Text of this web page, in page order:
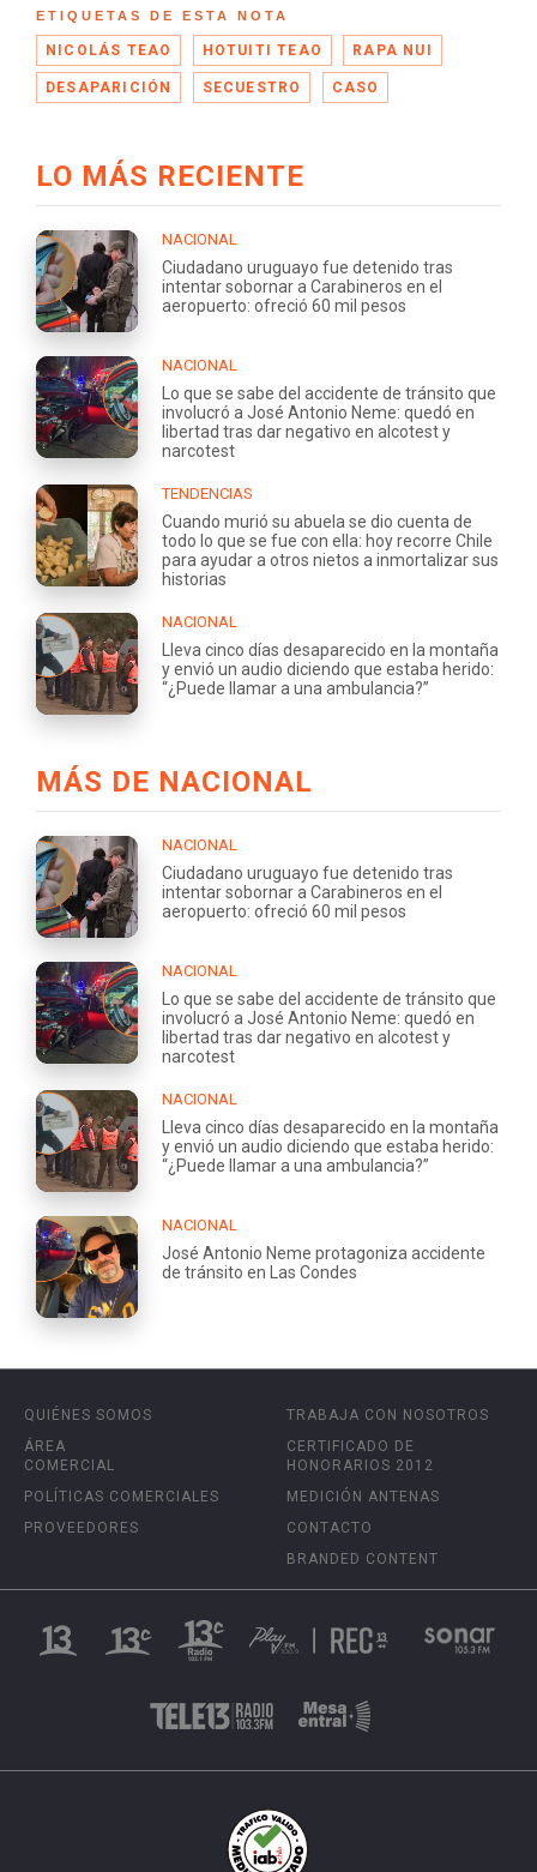
ETIQUETAS DE ESTA NOTA
NICOLÁS TEAO HOTUITI TEAO RAPA NUI
DESAPARICIÓN SECUESTRO CASO
LO MÁS RECIENTE
NACIONAL
Ciudadano uruguayo fue detenido tras
intentar sobornar a Carabineros en el
aeropuerto: ofreció 60 mil pesos
NACIONAL
Lo que se sabe del accidente de tránsito que
involucró a José Antonio Neme: quedó en
libertad tras dar negativo en alcotest y
narcotest
TENDENCIAS
Cuando murió su abuela se dio cuenta de
todo lo que se fue con ella: hoy recorre Chile
para ayudar a otros nietos a inmortalizar sus
historias
NACIONAL
Lleva cinco días desaparecido en la montaña
y envió un audio diciendo que estaba herido:
“¿Puede llamar a una ambulancia?”
MÁS DE NACIONAL
NACIONAL
Ciudadano uruguayo fue detenido tras
intentar sobornar a Carabineros en el
aeropuerto: ofreció 60 mil pesos
NACIONAL
Lo que se sabe del accidente de tránsito que
involucró a José Antonio Neme: quedó en
libertad tras dar negativo en alcotest y
narcotest
NACIONAL
Lleva cinco días desaparecido en la montaña
y envió un audio diciendo que estaba herido:
“¿Puede llamar a una ambulancia?”
NACIONAL
José Antonio Neme protagoniza accidente
de tránsito en Las Condes
QUIÉNES SOMOS
ÁREA
COMERCIAL
POLÍTICAS COMERCIALES
PROVEEDORES
TRABAJA CON NOSOTROS
CERTIFICADO DE
HONORARIOS 2012
MEDICIÓN ANTENAS
CONTACTO
BRANDED CONTENT